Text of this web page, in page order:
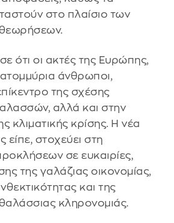
στο πλαίσιο των
ότι οι ακτές της Ευρώπης,
άνθρωποι,
της σχέσης
αλλά και στην
κλιματικής κρίσης. Η νέα
είπε, στοχεύει στη
σε ευκαιρίες,
της γαλάζιας οικονομίας,
και της
κληρονομιάς.